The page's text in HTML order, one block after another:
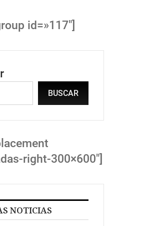
id=»117″]
BUSCAR
right-300×600″]
NOTICIAS